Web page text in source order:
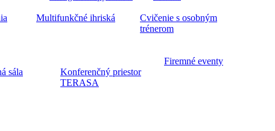
Multifunkčné ihriská
Cvičenie s osobným
trénerom
sála
Konferenčný priestor
TERASA
Firemné eventy